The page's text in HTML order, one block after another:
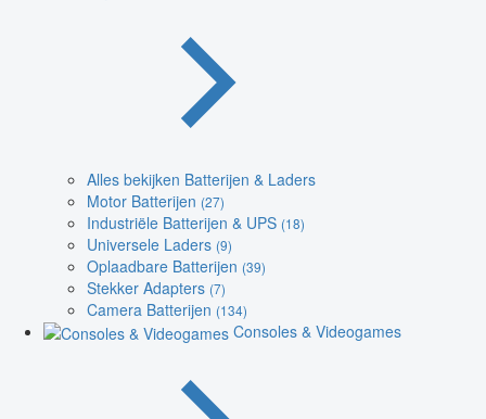
Alles bekijken Batterijen & Laders
Motor Batterijen (27)
Industriële Batterijen & UPS (18)
Universele Laders (9)
Oplaadbare Batterijen (39)
Stekker Adapters (7)
Camera Batterijen (134)
Consoles & Videogames